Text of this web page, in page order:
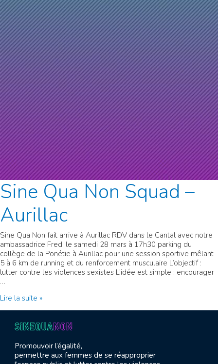
Sine Qua Non Squad –
Aurillac
Sine Qua Non fait arrive à Aurillac RDV dans le Cantal avec notre
ambassadrice Fred, le samedi 28 mars à 17h30 parking du
collège de la Ponétie à Aurillac pour une session sportive mêlant
5 à 6 km de running et du renforcement musculaire L’objectif :
lutter contre les violences sexistes L’idée est simple : encourager
…
Sine
Squad
Aurillac
Lire la suite »
Promouvoir l’égalité,
permettre aux femmes de se réapproprier